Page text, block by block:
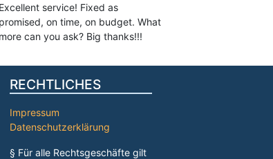
Excellent service! Fixed as
promised, on time, on budget. What
more can you ask? Big thanks!!!
RECHTLICHES
Impressum
Datenschutzerklärung
§ Für alle Rechtsgeschäfte gilt